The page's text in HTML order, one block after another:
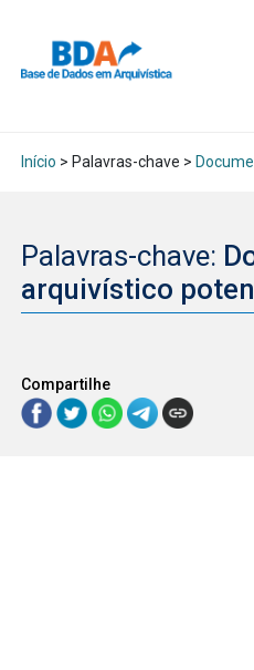
Início > Palavras-chave >
Palavras-chave:
arquivístico
Compartilhe